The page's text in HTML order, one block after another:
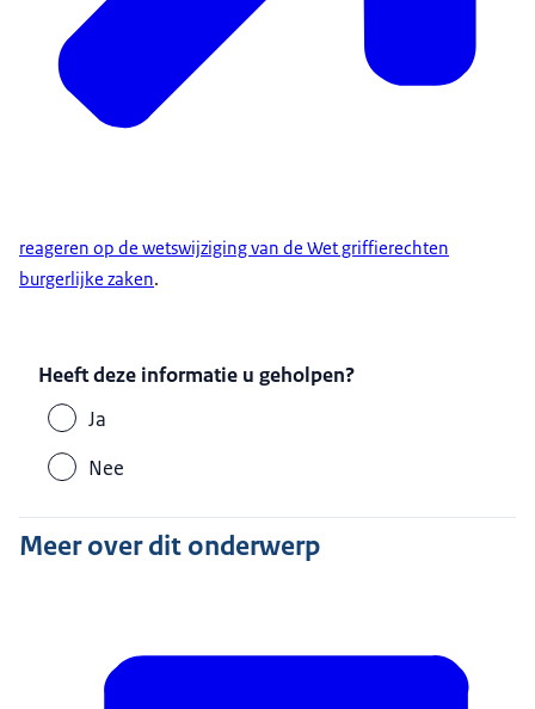
reageren op de wetswijziging van de Wet griffierechten
burgerlijke zaken.
Heeft deze informatie u geholpen?
Ja
Nee
Meer over dit onderwerp